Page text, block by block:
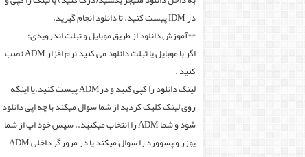
در IDM پیست کنید. تا دانلود انجام گیرید.
**آموزش دانلود از طریق موبایل و تبلت اندرویدی:
اگر با موبایل یا تبلت دانلود می کنید نرم افزار ADM نصب
کنید .
لینک دانلود را کپی کنید و درADM پیست کنید.یا اینکه
روی لینک کلیک کردید از شما سوال میکند با چه اپی دانلود
شود و شما ADM را انتخاب میکنید.. سپس خود اپ از شما
یوزر و پسوورد را سوال میکند یا در مرورگر داخلی ADM